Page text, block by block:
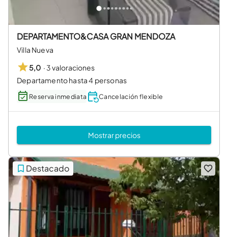
DEPARTAMENTO&CASA GRAN MENDOZA
Villa Nueva
5,0 · 3 valoraciones
Departamento hasta 4 personas
Reserva inmediata Cancelación flexible
Mostrar precios
Destacado